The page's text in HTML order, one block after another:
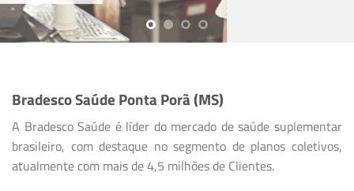
Bradesco Saúde Ponta Porã (MS)
A Bradesco Saúde é líder do mercado de saúde suplementar
brasileiro, com destaque no segmento de planos coletivos,
atualmente com mais de 4,5 milhões de Clientes.